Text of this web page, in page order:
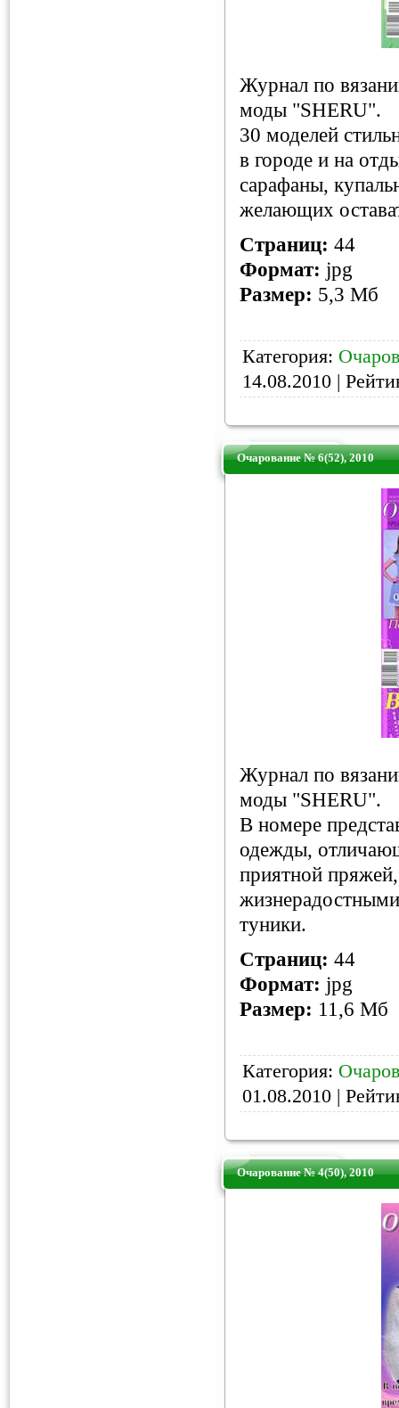
Журнал по
моды "SHERU".
30 моделей
в городе и на
сарафаны,
желающих
Страниц: 44
Формат: jpg
Размер: 5,3 Мб
Категория:
14.08.2010 |
Очарование № 6(52), 2010
Журнал по
моды "SHERU".
В номере
одежды,
приятной
туники.
Страниц: 44
Формат: jpg
Размер: 11,6 Мб
Категория:
01.08.2010 |
Очарование № 4(50), 2010